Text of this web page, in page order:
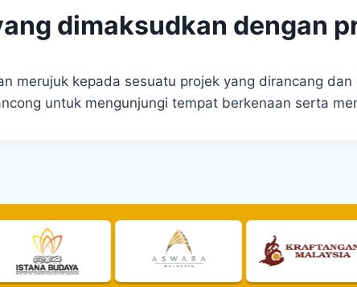
dimaksudkan dengan
merujuk kepada sesuatu projek yang dirancang
untuk mengunjungi tempat berkenaan serta